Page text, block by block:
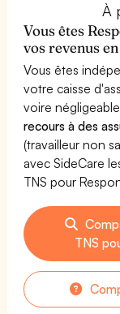
À
Vous êtes
vos revenus
Vous êtes
votre caisse
voire
recours à des
(travailleur non
avec SideCare
TNS pour
TNS